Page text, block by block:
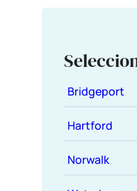
Bridgeport
Hartford
Norwalk